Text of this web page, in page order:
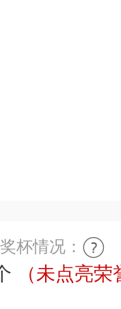
杯情况：
（未点亮